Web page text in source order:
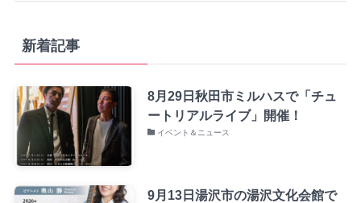
新着記事
8月29日秋田市ミルハスで「チュ
ートリアルライブ」開催！
イベント＆ニュース
9月13日湯沢市の湯沢文化会館で